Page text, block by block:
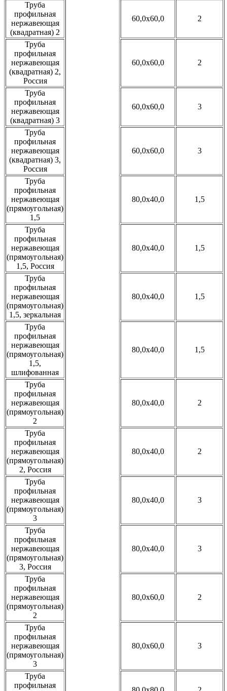
Труба
профильная
нержавеющая
(квадратная) 2
60,0x60,0 2
Труба
профильная
нержавеющая
(квадратная) 2,
Россия
60,0x60,0 2
Труба
профильная
нержавеющая
(квадратная) 3
60,0x60,0 3
Труба
профильная
нержавеющая
(квадратная) 3,
Россия
60,0x60,0 3
Труба
профильная
нержавеющая
(прямоугольная)
1,5
80,0x40,0 1,5
Труба
профильная
нержавеющая
(прямоугольная)
1,5, Россия
80,0x40,0 1,5
Труба
профильная
нержавеющая
(прямоугольная)
1,5, зеркальная
80,0x40,0 1,5
Труба
профильная
нержавеющая
(прямоугольная)
1,5,
шлифованная
80,0x40,0 1,5
Труба
профильная
нержавеющая
(прямоугольная)
2
80,0x40,0 2
Труба
профильная
нержавеющая
(прямоугольная)
2, Россия
80,0x40,0 2
Труба
профильная
нержавеющая
(прямоугольная)
3
80,0x40,0 3
Труба
профильная
нержавеющая
(прямоугольная)
3, Россия
80,0x40,0 3
Труба
профильная
нержавеющая
(прямоугольная)
2
80,0x60,0 2
Труба
профильная
нержавеющая
(прямоугольная)
3
80,0x60,0 3
Труба
профильная